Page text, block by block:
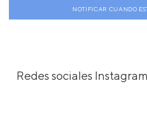
NOTIFICAR CUANDO
Redes sociales Instagram